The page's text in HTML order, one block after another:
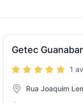
Getec
1
Rua Joaquim